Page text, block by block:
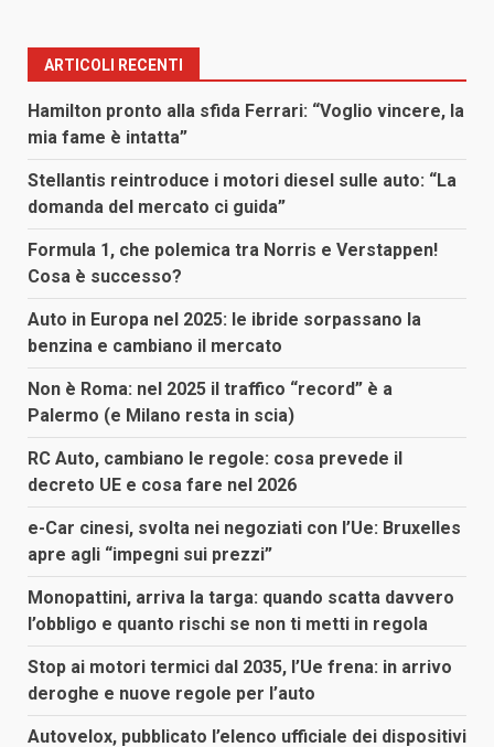
ARTICOLI RECENTI
Hamilton pronto alla sfida Ferrari: “Voglio vincere, la
mia fame è intatta”
Stellantis reintroduce i motori diesel sulle auto: “La
domanda del mercato ci guida”
Formula 1, che polemica tra Norris e Verstappen!
Cosa è successo?
Auto in Europa nel 2025: le ibride sorpassano la
benzina e cambiano il mercato
Non è Roma: nel 2025 il traffico “record” è a
Palermo (e Milano resta in scia)
RC Auto, cambiano le regole: cosa prevede il
decreto UE e cosa fare nel 2026
e-Car cinesi, svolta nei negoziati con l’Ue: Bruxelles
apre agli “impegni sui prezzi”
Monopattini, arriva la targa: quando scatta davvero
l’obbligo e quanto rischi se non ti metti in regola
Stop ai motori termici dal 2035, l’Ue frena: in arrivo
deroghe e nuove regole per l’auto
Autovelox, pubblicato l’elenco ufficiale dei dispositivi